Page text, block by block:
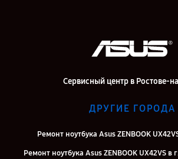
Сервисный центр в Ростове-
ДРУГИЕ ГОРОДА
Ремонт ноутбука Asus ZENBOOK
Ремонт ноутбука Asus ZENBOOK UX42VS